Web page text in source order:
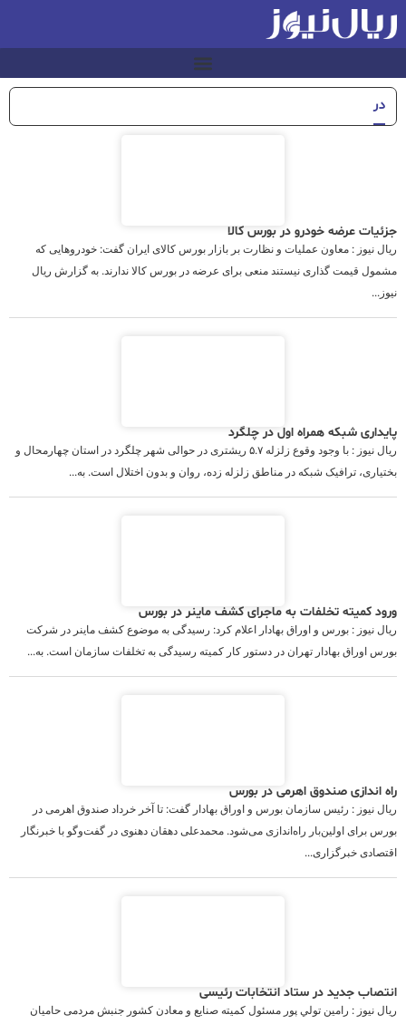
در
جزئیات عرضه خودرو در بورس کالا
ریال نیوز : معاون عملیات و نظارت بر بازار بورس کالای ایران گفت: خودروهایی که
مشمول قیمت گذاری نیستند منعی برای عرضه در بورس کالا ندارند. به گزارش ریال
نیوز...
پایداری شبکه همراه اول در چلگرد
ریال نیوز : با وجود وقوع زلزله ۵.۷ ریشتری در حوالی شهر چلگرد در استان چهارمحال و
بختیاری، ترافیک شبکه در مناطق زلزله زده، روان و بدون اختلال است. به...
ورود کمیته تخلفات به ماجرای کشف ماینر در بورس
ریال نیوز : بورس و اوراق بهادار اعلام کرد: رسیدگی به موضوع کشف ماینر در شرکت
بورس اوراق بهادار تهران در دستور کار کمیته رسیدگی به تخلفات سازمان است. به...
راه اندازی صندوق اهرمی در بورس
ریال نیوز : رئیس سازمان بورس و اوراق بهادار گفت: تا آخر خرداد صندوق اهرمی در
بورس برای اولین‌بار راه‌اندازی می‌شود. محمدعلی دهقان دهنوی در گفت‌وگو با خبرنگار
اقتصادی خبرگزاری...
انتصاب جدید در ستاد انتخابات رئیسی
ریال نیوز : رامين تولي پور مسئول كميته صنايع و معادن كشور جنبش مردمی حامیان